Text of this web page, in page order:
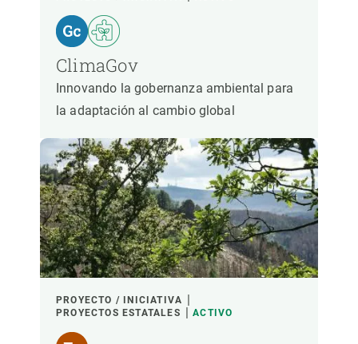
ClimaGov
Innovando la gobernanza ambiental para
la adaptación al cambio global
PROYECTO / INICIATIVA
PROYECTOS ESTATALES
ACTIVO